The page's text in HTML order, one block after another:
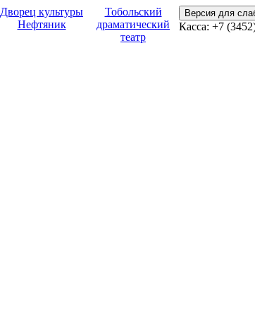
Дворец культуры
Нефтяник
Тобольский
драматический
театр
Версия для
Касса: +7